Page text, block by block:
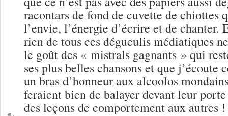
racontars de fond de cuvette de chiottes
l’envie, l’énergie d’écrire et de chanter.
rien de tous ces dégueulis médiatiques
le goût des « mistrals gagnants » qui
ses plus belles chansons et que j’écoute
un bras d’honneur aux alcoolos
feraient bien de balayer devant leur
des leçons de comportement aux autres !